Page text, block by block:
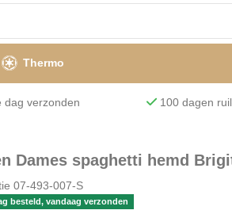
Thermo
zelfde dag verzonden 100
Dames spaghetti hemd
07-493-007-S
besteld, vandaag verzonden